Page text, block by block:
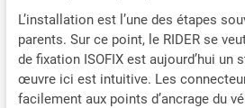
jambe de
cm) et
fixation
cm)
L’installation est l’une des étapes
parents. Sur ce point, le RIDER se
de fixation ISOFIX est aujourd’hui un
œuvre ici est intuitive. Les
facilement aux points d’ancrage du